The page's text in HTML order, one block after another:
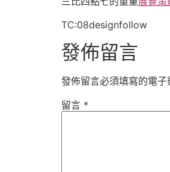
TC:08designfollow
發佈留言
發佈留言必須填寫的電子
留言 *